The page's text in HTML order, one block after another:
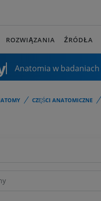
ROZWIĄZANIA ŹRÓDŁA
Anatomia w badaniach
CZĘŚCI ANATOMICZNE